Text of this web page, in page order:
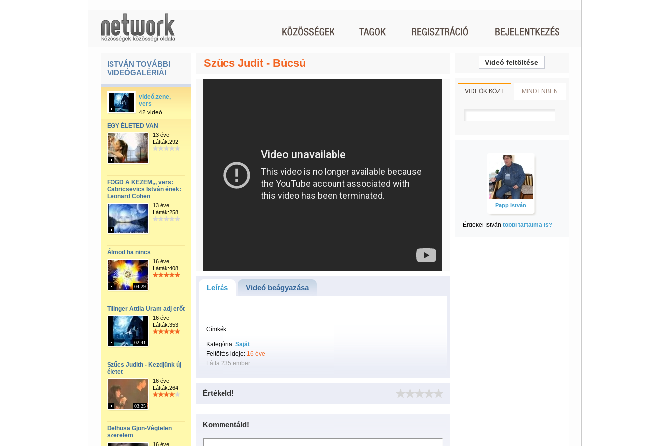
ISTVÁN TOVÁBBI
VIDEÓGALÉRIÁI
videó.zene,
vers
42 videó
EGY ÉLETED VAN
13 éve
Látták:292
FOGD A KEZEM,,, vers:
Gabricsevics István ének:
Leonard Cohen
13 éve
Látták:258
Álmod ha nincs
04:29
16 éve
Látták:408
Tilinger Attila Uram adj erőt
02:41
16 éve
Látták:353
Szűcs Judith - Kezdjünk új
életet
03:25
16 éve
Látták:264
Delhusa Gjon-Végtelen
szerelem
16 éve
Szűcs Judit - Búcsú
Leírás Videó beágyazása
Címkék:
Kategória: Saját
Feltöltés ideje: 16 éve
Látta 235 ember.
Értékeld!
Kommentáld!
Videó feltöltése
VIDEÓK KÖZT MINDENBEN
Papp István
Érdekel István többi tartalma is?